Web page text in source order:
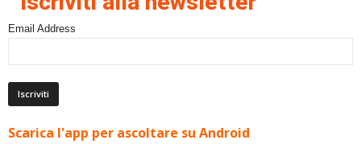
Email Address
Scarica l'app per ascoltare su Android